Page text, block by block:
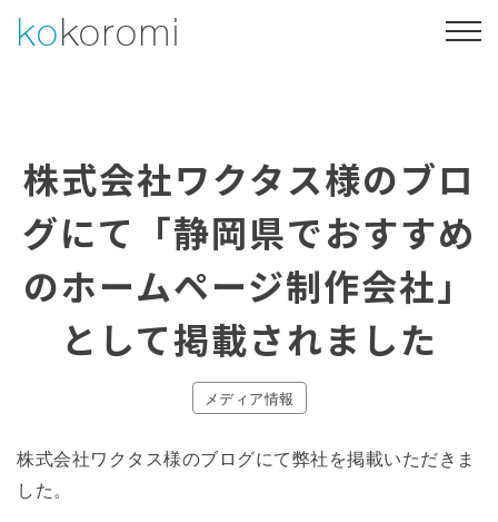
Skipkokoromi
制作事例 会社概要
053-469-4730
お問い合わせ・ご相談
株式会社ワクタス様のブロ
グにて「静岡県でおすすめ
のホームページ制作会社」
として掲載されました
メディア情報
株式会社ワクタス様のブログにて弊社を掲載いただきま
した。